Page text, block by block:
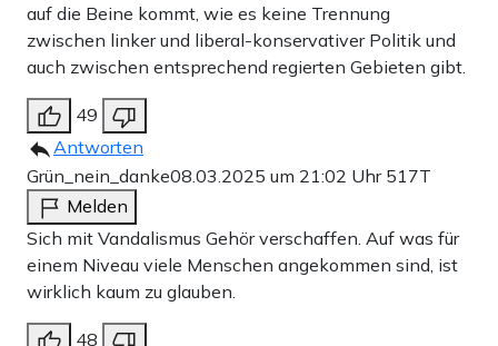
auf die Beine kommt, wie es keine Trennung
zwischen linker und liberal-konservativer Politik und
auch zwischen entsprechend regierten Gebieten gibt.
49
Antworten
Grün_nein_danke08.03.2025 um 21:02 Uhr 517T
Melden
Sich mit Vandalismus Gehör verschaffen. Auf was für
einem Niveau viele Menschen angekommen sind, ist
wirklich kaum zu glauben.
48